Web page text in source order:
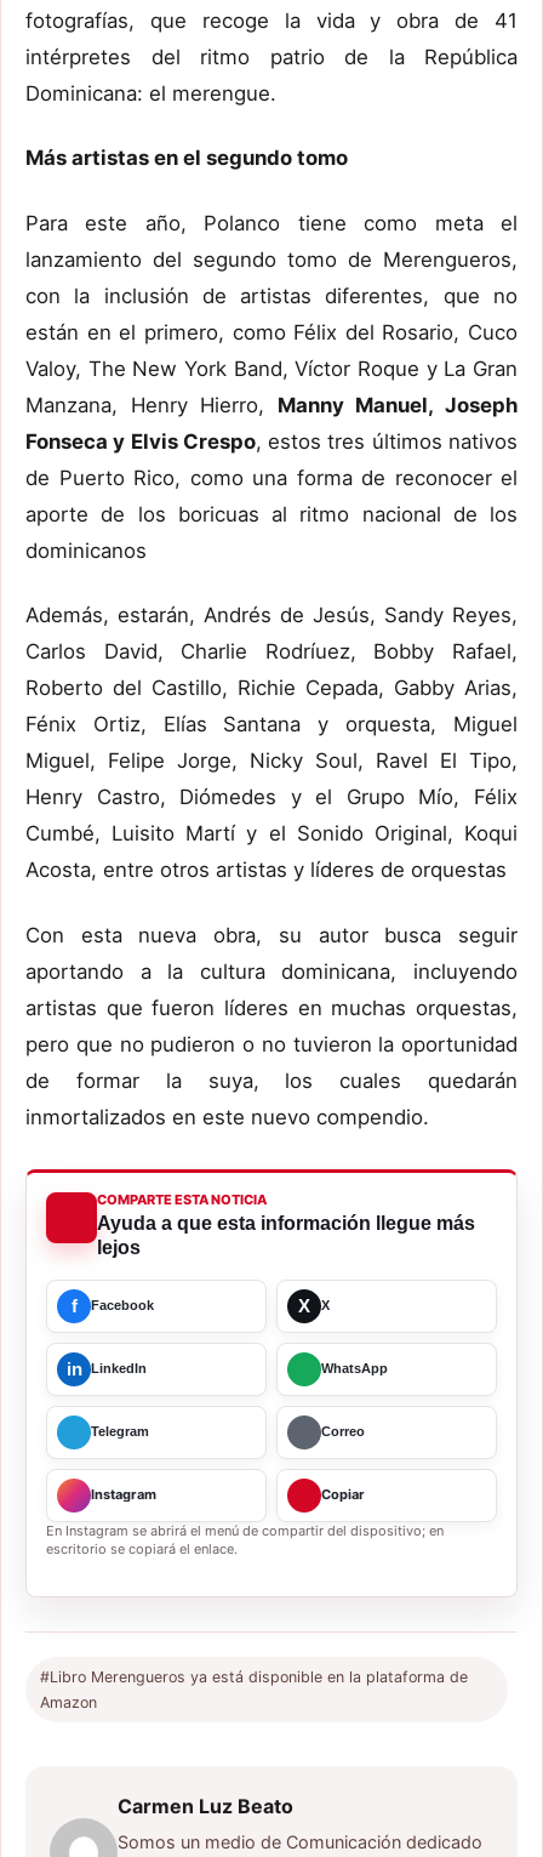
fotografías, que recoge la vida y obra de 41
intérpretes del ritmo patrio de la República
Dominicana: el merengue.
Más artistas en el segundo tomo
Para este año, Polanco tiene como meta el
lanzamiento del segundo tomo de Merengueros,
con la inclusión de artistas diferentes, que no
están en el primero, como Félix del Rosario, Cuco
Valoy, The New York Band, Víctor Roque y La Gran
Manzana, Henry Hierro, Manny Manuel, Joseph
Fonseca y Elvis Crespo, estos tres últimos nativos
de Puerto Rico, como una forma de reconocer el
aporte de los boricuas al ritmo nacional de los
dominicanos
Además, estarán, Andrés de Jesús, Sandy Reyes,
Carlos David, Charlie Rodríuez, Bobby Rafael,
Roberto del Castillo, Richie Cepada, Gabby Arias,
Fénix Ortiz, Elías Santana y orquesta, Miguel
Miguel, Felipe Jorge, Nicky Soul, Ravel El Tipo,
Henry Castro, Diómedes y el Grupo Mío, Félix
Cumbé, Luisito Martí y el Sonido Original, Koqui
Acosta, entre otros artistas y líderes de orquestas
Con esta nueva obra, su autor busca seguir
aportando a la cultura dominicana, incluyendo
artistas que fueron líderes en muchas orquestas,
pero que no pudieron o no tuvieron la oportunidad
de formar la suya, los cuales quedarán
inmortalizados en este nuevo compendio.
COMPARTE ESTA NOTICIA
Ayuda a que esta información llegue más
lejos
f Facebook X X
in LinkedIn WhatsApp
Telegram Correo
Instagram Copiar
En Instagram se abrirá el menú de compartir del dispositivo; en
escritorio se copiará el enlace.
#Libro Merengueros ya está disponible en la plataforma de
Amazon
Carmen Luz Beato
Somos un medio de Comunicación dedicado